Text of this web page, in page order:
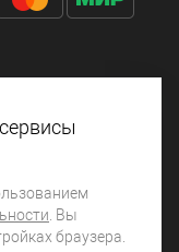
. Вы
браузера.